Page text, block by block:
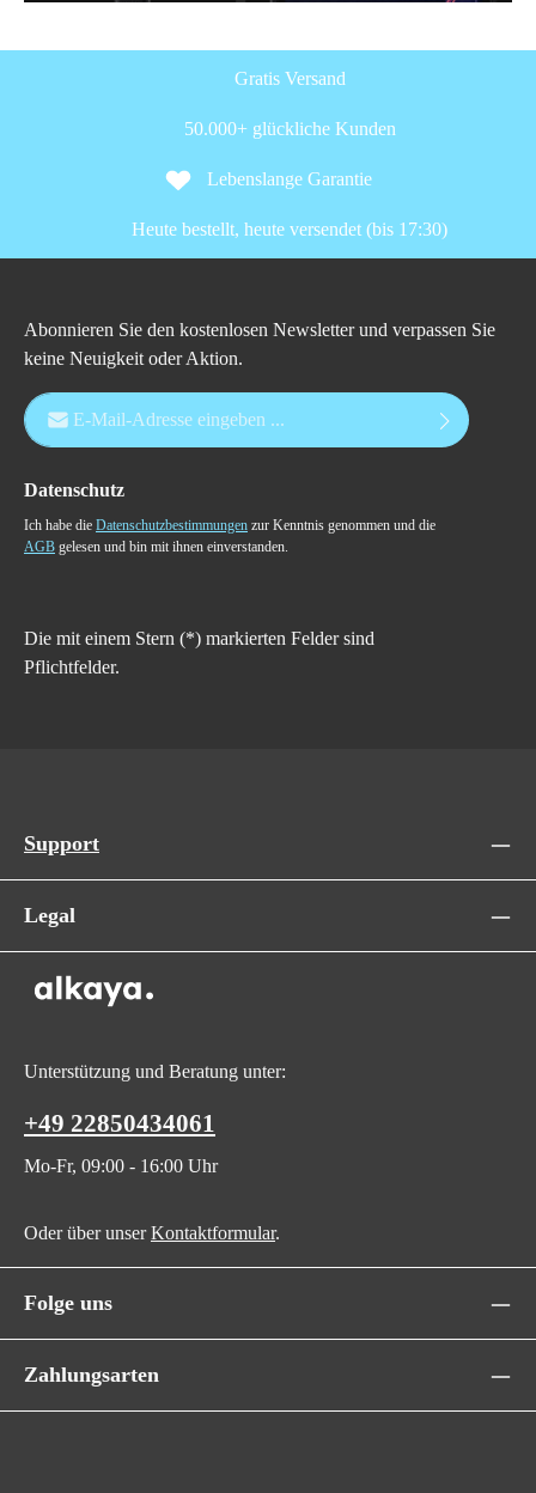
Gratis Versand
50.000+ glückliche Kunden
Lebenslange Garantie
Heute bestellt, heute versendet (bis 17:30)
Abonnieren Sie den kostenlosen Newsletter und verpassen Sie
keine Neuigkeit oder Aktion.
E-Mail-Adresse*
Datenschutz
Ich habe die Datenschutzbestimmungen zur Kenntnis genommen und die
AGB gelesen und bin mit ihnen einverstanden.
Die mit einem Stern (*) markierten Felder sind
Pflichtfelder.
Support
Legal
Unterstützung und Beratung unter:
+49 22850434061
Mo-Fr, 09:00 - 16:00 Uhr
Oder über unserKontaktformular.
Folge uns
Zahlungsarten